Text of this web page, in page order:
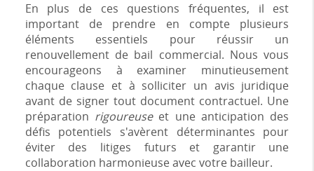
En plus de ces questions fréquentes, il est
important de prendre en compte plusieurs
éléments essentiels pour réussir un
renouvellement de bail commercial. Nous vous
encourageons à examiner minutieusement
chaque clause et à solliciter un avis juridique
avant de signer tout document contractuel. Une
préparation rigoureuseet une anticipation des
défis potentiels s'avèrent déterminantes pour
éviter des litiges futurs et garantir une
collaboration harmonieuse avec votre bailleur.